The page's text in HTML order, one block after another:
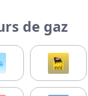
de gaz